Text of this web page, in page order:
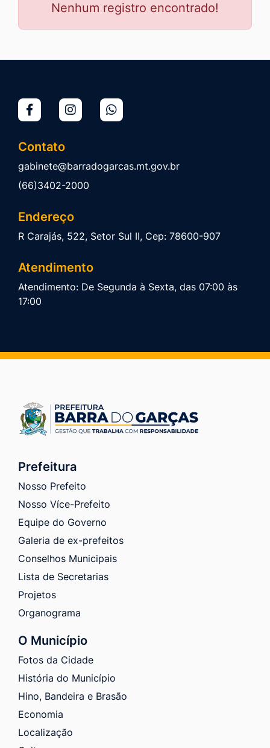
Nenhum registro encontrado!
Contato
gabinete@barradogarcas.mt.gov.br
(66)3402-2000
Endereço
R Carajás, 522, Setor Sul II, Cep: 78600-907
Atendimento
Atendimento: De Segunda à Sexta, das 07:00 às
17:00
Prefeitura
Nosso Prefeito
Nosso Více-Prefeito
Equipe do Governo
Galeria de ex-prefeitos
Conselhos Municipais
Lista de Secretarias
Projetos
Organograma
O Município
Fotos da Cidade
História do Município
Hino, Bandeira e Brasão
Economia
Localização